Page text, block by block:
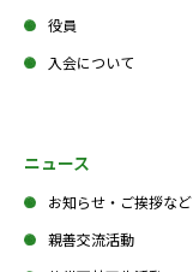
役員
入会について
ニュース
お知らせ・ご挨拶など
親善交流活動